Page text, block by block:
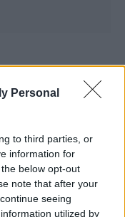
Personal
to third parties, or
information for
below opt-out
note that after your
seeing
utilized by